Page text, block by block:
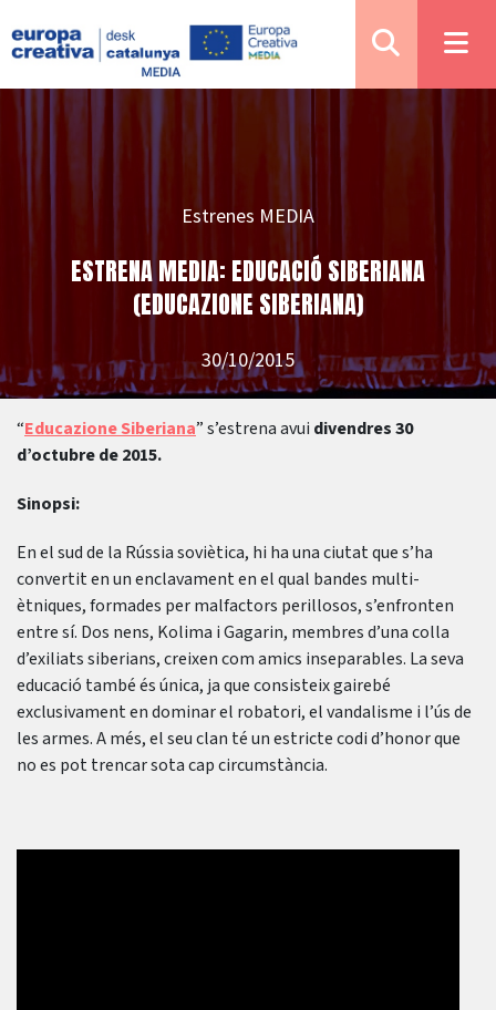
Estrenes MEDIA
ESTRENA MEDIA: EDUCACIÓ SIBERIANA
(EDUCAZIONE SIBERIANA)
30/10/2015
“Educazione Siberiana” s’estrena avui divendres 30
d’octubre de 2015.
Sinopsi:
En el sud de la Rússia soviètica, hi ha una ciutat que s’ha
convertit en un enclavament en el qual bandes multi-
ètniques, formades per malfactors perillosos, s’enfronten
entre sí. Dos nens, Kolima i Gagarin, membres d’una colla
d’exiliats siberians, creixen com amics inseparables. La seva
educació també és única, ja que consisteix gairebé
exclusivament en dominar el robatori, el vandalisme i l’ús de
les armes. A més, el seu clan té un estricte codi d’honor que
no es pot trencar sota cap circumstància.